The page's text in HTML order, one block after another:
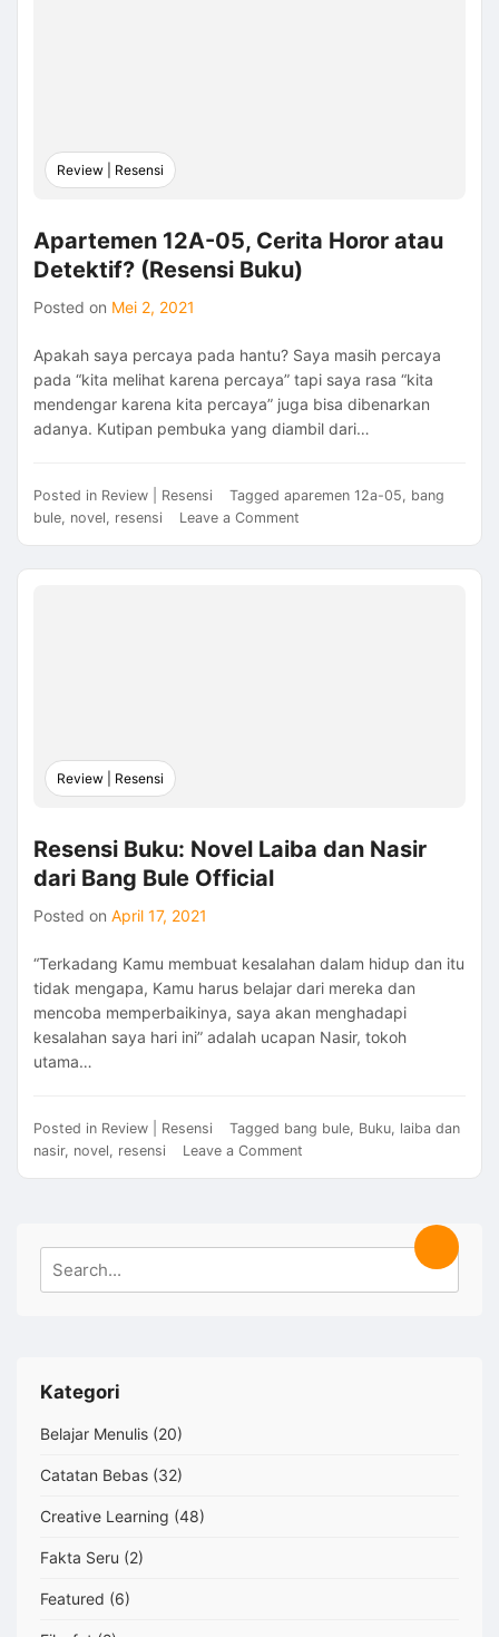
Review | Resensi
Apartemen 12A-05, Cerita Horor atau
Detektif? (Resensi Buku)
Posted on Mei 2, 2021
Apakah saya percaya pada hantu? Saya masih percaya
pada “kita melihat karena percaya” tapi saya rasa “kita
mendengar karena kita percaya” juga bisa dibenarkan
adanya. Kutipan pembuka yang diambil dari…
Posted in Review | Resensi Tagged aparemen 12a-05, bang
bule, novel, resensi Leave a Comment
Review | Resensi
Resensi Buku: Novel Laiba dan Nasir
dari Bang Bule Official
Posted on April 17, 2021
“Terkadang Kamu membuat kesalahan dalam hidup dan itu
tidak mengapa, Kamu harus belajar dari mereka dan
mencoba memperbaikinya, saya akan menghadapi
kesalahan saya hari ini” adalah ucapan Nasir, tokoh
utama…
Posted in Review | Resensi Tagged bang bule, Buku, laiba dan
nasir, novel, resensi Leave a Comment
for:
Search
Kategori
Belajar Menulis (20)
Catatan Bebas (32)
Creative Learning (48)
Fakta Seru (2)
Featured (6)